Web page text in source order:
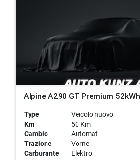
Alpine A290 GT Premium 52kWh
Type
Veicolo nuovo
Km
50 Km
Cambio
Automat
Trazione
Vorne
Carburante
Elektro